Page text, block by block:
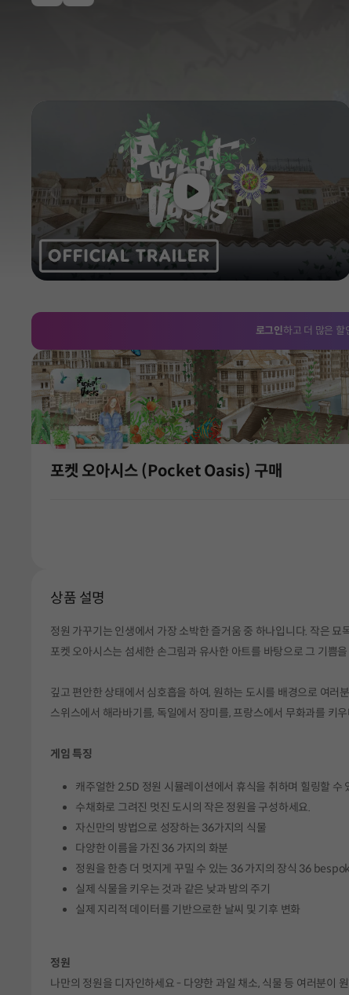
Play
이전
로그인하고 더 많은 할
포켓 오아시스 (Pocket Oasis) 구매
상품 설명
정원 가꾸기는 인생에서 가장 소박한 즐거움 중 하나입니다. 작은
포켓 오아시스는 섬세한 손그림과 유사한 아트를 바탕으로 그 기쁨
깊고 편안한 상태에서 심호흡을 하여, 원하는 도시를 배경으로 여
스위스에서 해라바기를, 독일에서 장미를, 프랑스에서 무화과를 키
게임 특징
캐주얼한 2.5D 정원 시뮬레이션에서 휴식을 취하며 힐링할 수
수채화로 그려진 멋진 도시의 작은 정원을 구성하세요.
자신만의 방법으로 성장하는 36가지의 식물
다양한 이름을 가진 36 가지의 화분
정원을 한층 더 멋지게 꾸밀 수 있는 36 가지의 장식 36
실제 식물을 키우는 것과 같은 낮과 밤의 주기
실제 지리적 데이터를 기반으로한 날씨 및 기후 변화
정원
나만의 정원을 디자인하세요 - 다양한 과일 채소, 식물 등 여러분이